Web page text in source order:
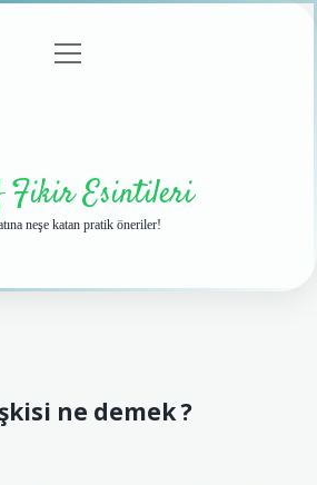
menüyü
Fikir Esintileri
neşe katan pratik öneriler!
ne demek ?